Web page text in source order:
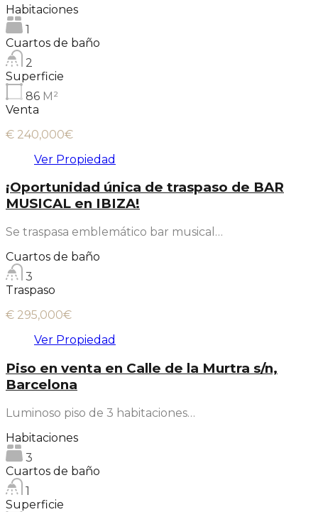
Habitaciones
1
Cuartos de baño
2
Superficie
86 M²
Venta
€ 240,000€
Ver Propiedad
¡Oportunidad única de traspaso de BAR
MUSICAL en IBIZA!
Se traspasa emblemático bar musical…
Cuartos de baño
3
Traspaso
€ 295,000€
Ver Propiedad
Piso en venta en Calle de la Murtra s/n,
Barcelona
Luminoso piso de 3 habitaciones…
Habitaciones
3
Cuartos de baño
1
Superficie